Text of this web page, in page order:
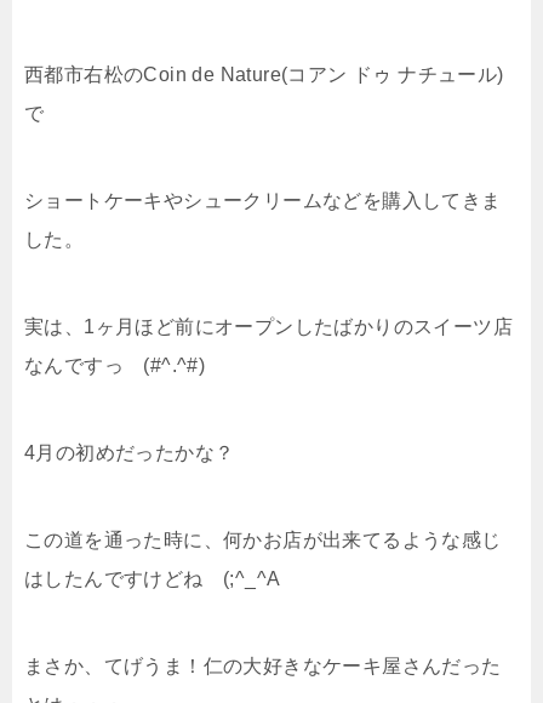
西都市右松のCoin de Nature(コアン ドゥ ナチュール)
で
ショートケーキやシュークリームなどを購入してきま
した。
実は、1ヶ月ほど前にオープンしたばかりのスイーツ店
なんですっ (#^.^#)
4月の初めだったかな？
この道を通った時に、何かお店が出来てるような感じ
はしたんですけどね (;^_^A
まさか、てげうま！仁の大好きなケーキ屋さんだった